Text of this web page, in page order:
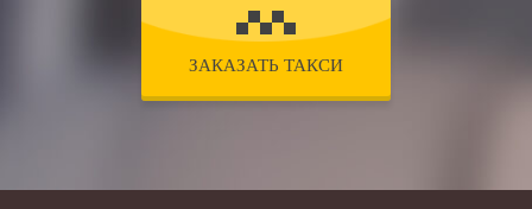
ЗАКАЗАТЬ ТАКСИ